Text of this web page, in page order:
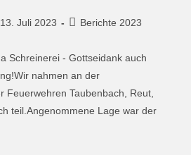
13. Juli 2023 Berichte 2023
Schreinerei - Gottseidank auch
nahmen an der
Feuerwehren Taubenbach, Reut,
teil.Angenommene Lage war der